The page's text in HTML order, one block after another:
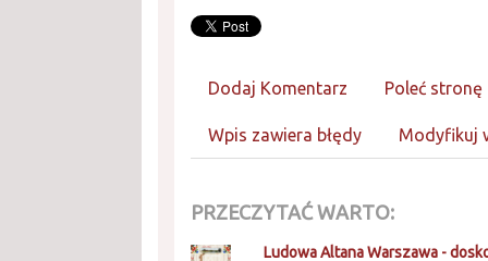
Dodaj Komentarz Poleć stronę
Wpis zawiera błędy Modyfikuj
PRZECZYTAĆ WARTO:
Ludowa Altana Warszawa -